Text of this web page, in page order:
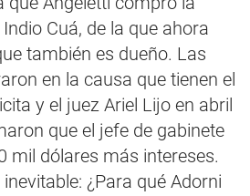
Cuá, de la que ahora
también es dueño. Las
en la causa que tienen el
y el juez Ariel Lijo en abril
que el jefe de gabinete
mil dólares más intereses.
¿Para qué Adorni